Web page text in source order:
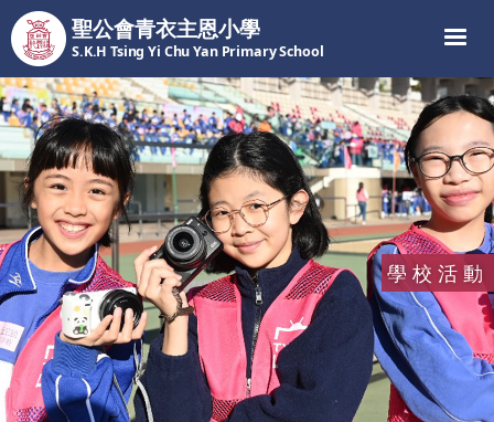
聖公會青衣主恩小學
S.K.H Tsing Yi Chu Yan Primary School
學校活動